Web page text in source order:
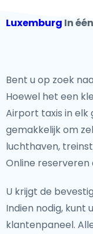
Luxemburg In
Bent u op zoek
Hoewel het een
Airport taxis in elk
gemakkelijk om
luchthaven,
Online reserveren
U krijgt de
Indien nodig, kunt
klantenpaneel.